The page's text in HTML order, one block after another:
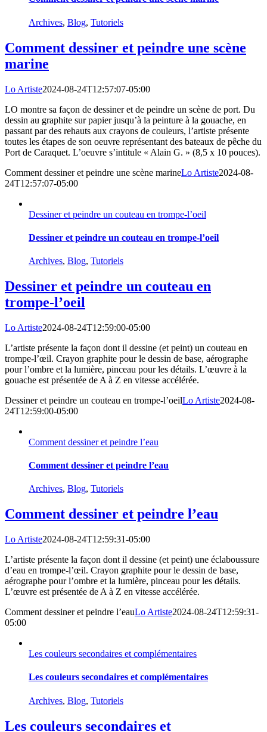
Archives, Blog, Tutoriels
Comment dessiner et peindre une scène
marine
Lo Artiste2024-08-24T12:57:07-05:00
LO montre sa façon de dessiner et de peindre un scène de port. Du
dessin au graphite sur papier jusqu’à la peinture à la gouache, en
passant par des rehauts aux crayons de couleurs, l’artiste présente
toutes les étapes de son oeuvre représentant des bateaux de pêche du
Port de Caraquet. L’oeuvre s’intitule « Alain G. » (8,5 x 10 pouces).
Comment dessiner et peindre une scène marineLo Artiste2024-08-
24T12:57:07-05:00
Dessiner et peindre un couteau en trompe-l’oeil
Dessiner et peindre un couteau en trompe-l’oeil
Archives, Blog, Tutoriels
Dessiner et peindre un couteau en
trompe-l’oeil
Lo Artiste2024-08-24T12:59:00-05:00
L’artiste présente la façon dont il dessine (et peint) un couteau en
trompe-l’œil. Crayon graphite pour le dessin de base, aérographe
pour l’ombre et la lumière, pinceau pour les détails. L’œuvre à la
gouache est présentée de A à Z en vitesse accélérée.
Dessiner et peindre un couteau en trompe-l’oeilLo Artiste2024-08-
24T12:59:00-05:00
Comment dessiner et peindre l’eau
Comment dessiner et peindre l’eau
Archives, Blog, Tutoriels
Comment dessiner et peindre l’eau
Lo Artiste2024-08-24T12:59:31-05:00
L’artiste présente la façon dont il dessine (et peint) une éclaboussure
d’eau en trompe-l’œil. Crayon graphite pour le dessin de base,
aérographe pour l’ombre et la lumière, pinceau pour les détails.
L’œuvre est présentée de A à Z en vitesse accélérée.
Comment dessiner et peindre l’eauLo Artiste2024-08-24T12:59:31-
05:00
Les couleurs secondaires et complémentaires
Les couleurs secondaires et complémentaires
Archives, Blog, Tutoriels
Les couleurs secondaires et